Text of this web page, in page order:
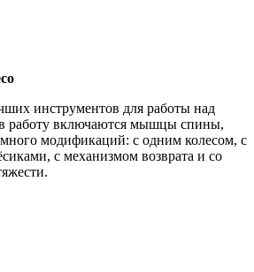
инструментов для работы над
работу включаются мышцы спины,
модификаций: с одним колесом, с
с механизмом возврата и со